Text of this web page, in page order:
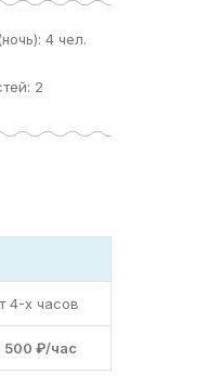
4 чел.
2
4-х часов
500 ₽/час